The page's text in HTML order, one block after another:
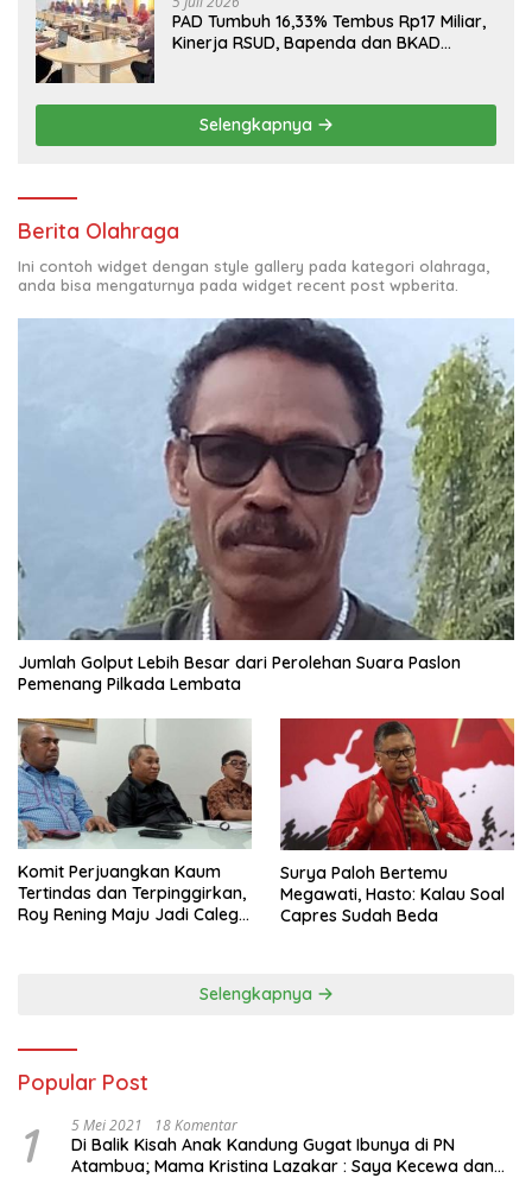
PAD Tumbuh 16,33% Tembus Rp17 Miliar,
Kinerja RSUD, Bapenda dan BKAD
Selengkapnya
Berita Olahraga
Ini contoh widget dengan style gallery pada kategori olahraga,
anda bisa mengaturnya pada widget recent post wpberita.
Jumlah Golput Lebih Besar dari Perolehan Suara Paslon
Pemenang Pilkada Lembata
Komit Perjuangkan Kaum
Tertindas dan Terpinggirkan,
Roy Rening Maju Jadi Caleg
Surya Paloh Bertemu
Megawati, Hasto: Kalau Soal
Capres Sudah Beda
Selengkapnya
Popular Post
1 5 Mei 2021 18 Komentar
Di Balik Kisah Anak Kandung Gugat Ibunya di PN
Atambua; Mama Kristina Lazakar : Saya Kecewa dan